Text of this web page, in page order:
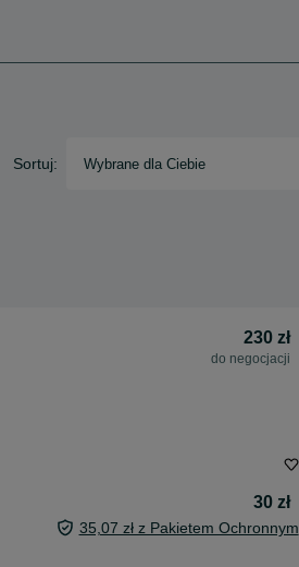
Sortuj: Wybrane dla Ciebie
230 zł
do negocjacji
30 zł
35,07 zł z Pakietem Ochronnym